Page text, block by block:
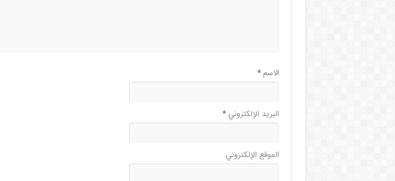
الاسم*
البريد الإلكتروني*
الموقع الإلكتروني